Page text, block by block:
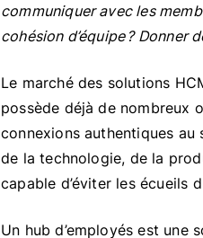
communiquer avec les
cohésion d’équipe ? Donner
Le marché des solutions
possède déjà de nombreux
connexions authentiques au
de la technologie, de la
capable d’éviter les écueils
Un hub d’employés est une